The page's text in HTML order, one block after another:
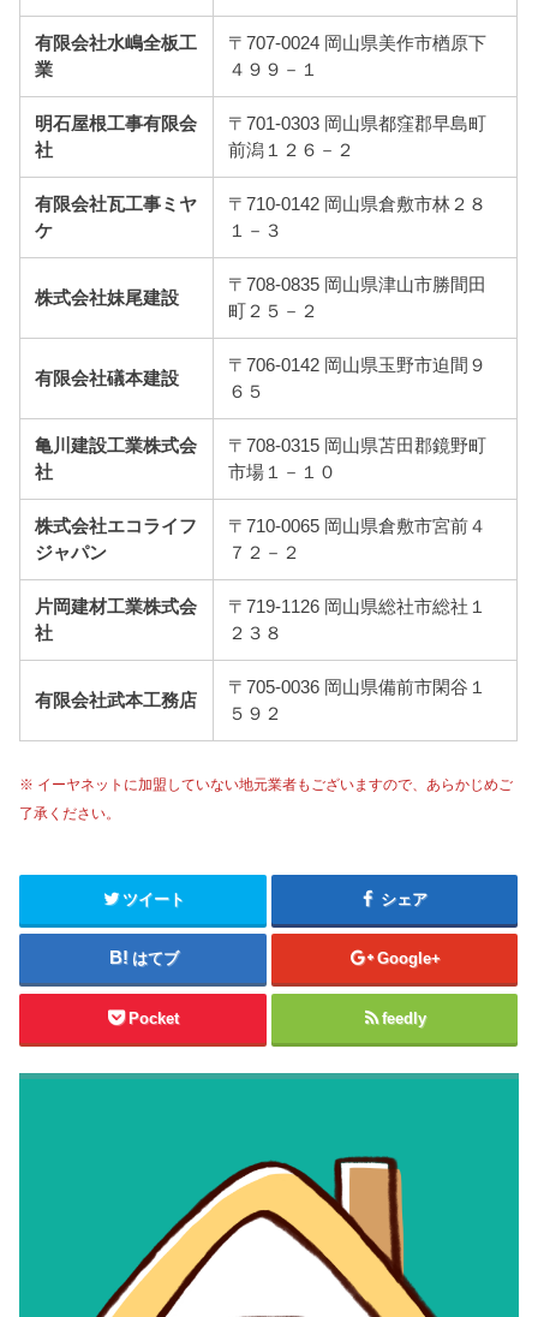
有限会社水嶋全板工
業
〒707-0024 岡山県美作市楢原下
４９９－１
明石屋根工事有限会
社
〒701-0303 岡山県都窪郡早島町
前潟１２６－２
有限会社瓦工事ミヤ
ケ
〒710-0142 岡山県倉敷市林２８
１－３
株式会社妹尾建設
〒708-0835 岡山県津山市勝間田
町２５－２
有限会社礒本建設
〒706-0142 岡山県玉野市迫間９
６５
亀川建設工業株式会
社
〒708-0315 岡山県苫田郡鏡野町
市場１－１０
株式会社エコライフ
ジャパン
〒710-0065 岡山県倉敷市宮前４
７２－２
片岡建材工業株式会
社
〒719-1126 岡山県総社市総社１
２３８
有限会社武本工務店
〒705-0036 岡山県備前市閑谷１
５９２
※ イーヤネットに加盟していない地元業者もございますので、あらかじめご
了承ください。
ツイート シェア
はてブ Google+
Pocket feedly